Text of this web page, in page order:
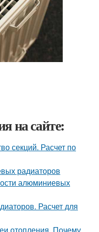
на сайте:
секций. Расчет по
радиаторов
алюминиевых
Расчет для
отопления. Почему